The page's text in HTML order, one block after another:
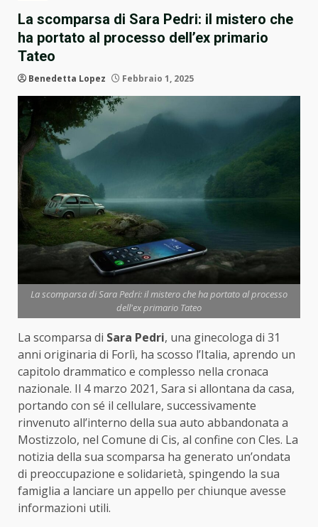
La scomparsa di Sara Pedri: il mistero che
ha portato al processo dell’ex primario
Tateo
Benedetta Lopez Febbraio 1, 2025
La scomparsa di Sara Pedri: il mistero che ha portato al processo
dell'ex primario Tateo
La scomparsa di Sara Pedri, una ginecologa di 31
anni originaria di Forlì, ha scosso l’Italia, aprendo un
capitolo drammatico e complesso nella cronaca
nazionale. Il 4 marzo 2021, Sara si allontana da casa,
portando con sé il cellulare, successivamente
rinvenuto all’interno della sua auto abbandonata a
Mostizzolo, nel Comune di Cis, al confine con Cles. La
notizia della sua scomparsa ha generato un’ondata
di preoccupazione e solidarietà, spingendo la sua
famiglia a lanciare un appello per chiunque avesse
informazioni utili.